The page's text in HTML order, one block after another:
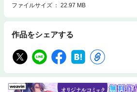
ファイルサイズ
22.97 MB
作品をシェアする